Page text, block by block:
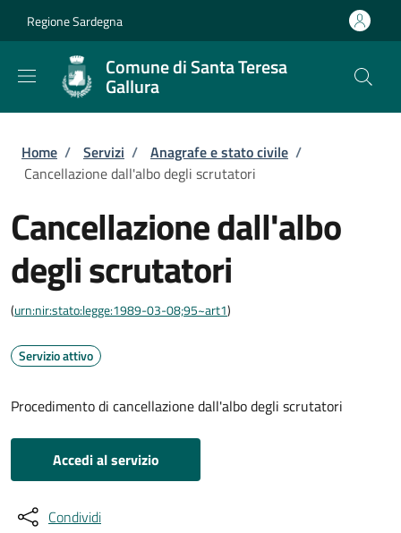
Regione Sardegna
Comune di Santa Teresa
Gallura
Briciole di pane
Home / Servizi / Anagrafe e stato civile /
Cancellazione dall'albo degli scrutatori
Cancellazione dall'albo
degli scrutatori
(urn:nir:stato:legge:1989-03-08;95~art1)
Servizio attivo
Procedimento di cancellazione dall'albo degli scrutatori
Accedi al servizio
Condividi